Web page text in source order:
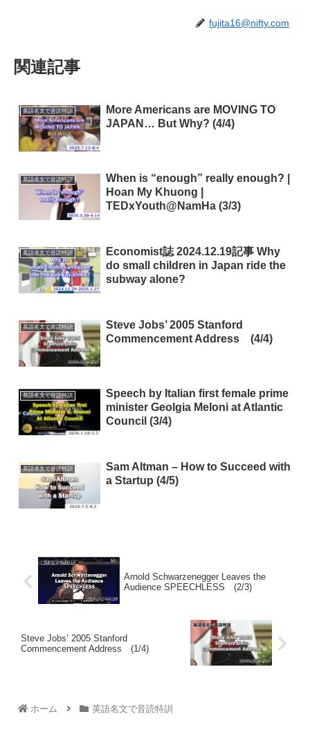
fujita16@nifty.com
関連記事
英語名文で音読特訓
More Americans are MOVING TO
JAPAN… But Why? (4/4)
英語名文で音読特訓
When is “enough” really enough? |
Hoan My Khuong |
TEDxYouth@NamHa (3/3)
英語名文で音読特訓
Economist誌 2024.12.19記事 Why
do small children in Japan ride the
subway alone?
英語名文で音読特訓
Steve Jobs’ 2005 Stanford
Commencement Address (4/4)
英語名文で音読特訓
Speech by Italian first female prime
minister Geolgia Meloni at Atlantic
Council (3/4)
英語名文で音読特訓
Sam Altman – How to Succeed with
a Startup (4/5)
Arnold Schwarzenegger Leaves the
Audience SPEECHLESS (2/3)
Steve Jobs’ 2005 Stanford
Commencement Address (1/4)
ホーム 英語名文で音読特訓